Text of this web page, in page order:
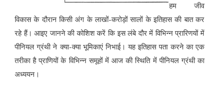
हम जीव
विकास के दौरान किसी अंग के लाखों-करोड़ों सालों के इतिहास की बात कर
रहे हैं। आइए जानने की कोशिश करें कि इस लंबे दौर में विभिन्‍न प्रारिणयों में
पीनियल ग्रंथी ने क्‍या-क्‍या भूमिकाएं निभाई। यह इतिहास पता करने का एक
तरीका है प्राणियों के विभिन्‍न समूहों में आज की स्थिति में पीनियल ग्रंथी का
अध्‍ययन।